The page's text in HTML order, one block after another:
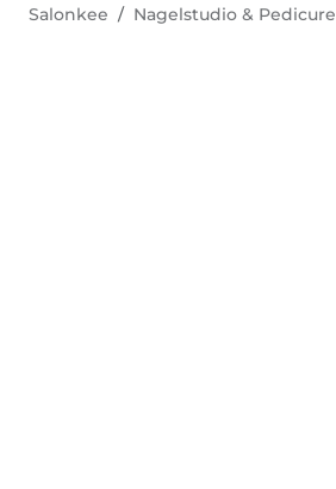
Salonkee Nagelstudio & Pedicure